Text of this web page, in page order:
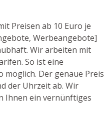
Preisen ab 10 Euro je
Werbeangebote]
Wir arbeiten mit
So ist eine
Der genaue Preis
der Uhrzeit ab. Wir
Ihnen ein vernünftiges